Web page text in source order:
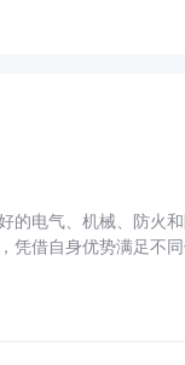
的电气、机械、防火
凭借自身优势满足不